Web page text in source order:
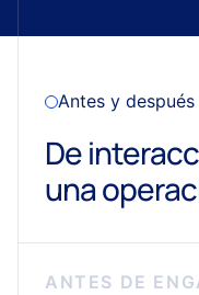
Antes y después
De
una
ANTES DE